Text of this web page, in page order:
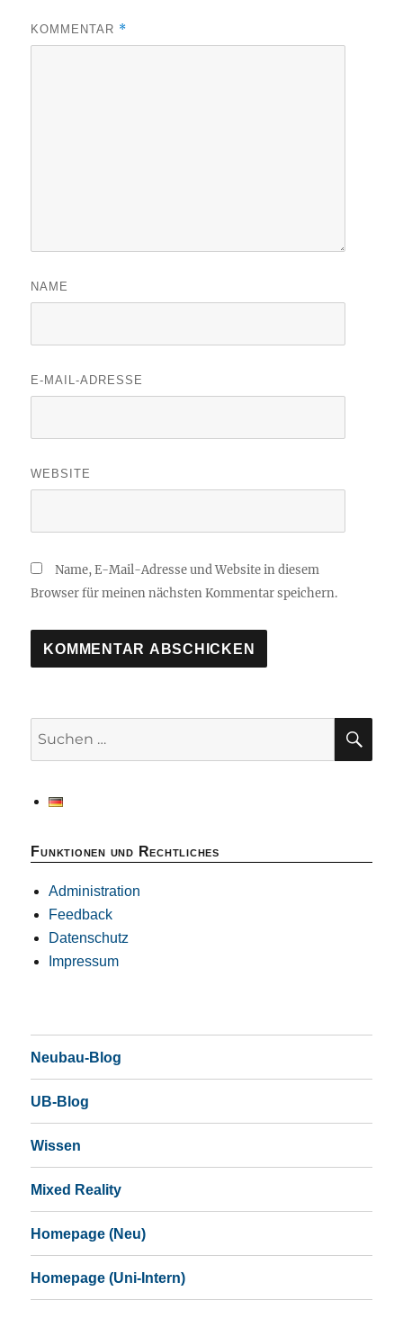
KOMMENTAR *
NAME
E-MAIL-ADRESSE
WEBSITE
Name, E-Mail-Adresse und Website in diesem
Browser für meinen nächsten Kommentar speichern.
Funktionen und Rechtliches
Administration
Feedback
Datenschutz
Impressum
Neubau-Blog
UB-Blog
Wissen
Mixed Reality
Homepage (Neu)
Homepage (Uni-Intern)